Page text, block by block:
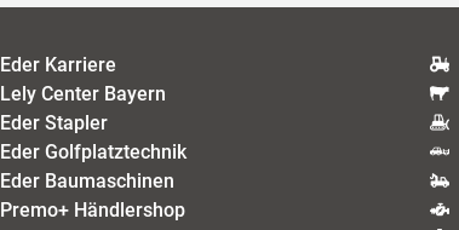
Eder Karriere
Lely Center Bayern
Eder Stapler
Eder Golfplatztechnik
Eder Baumaschinen
Premo+ Händlershop